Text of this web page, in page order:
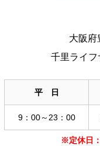
大阪府
千里ライ
平 日
9：00～23：00
※定休日